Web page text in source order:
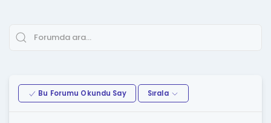
Bu Forumu Okundu Say Sırala